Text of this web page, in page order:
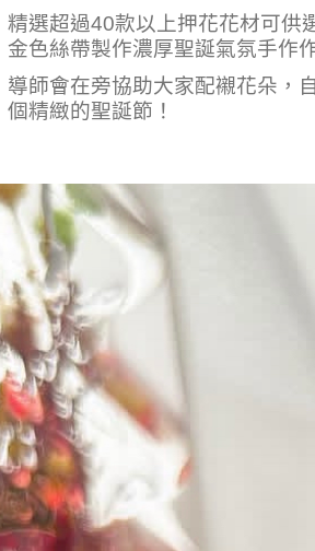
精選超過40款以上押花花材可供
金色絲帶製作濃厚聖誕氣氛手作
導師會在旁協助大家配襯花朵，
個精緻的聖誕節！